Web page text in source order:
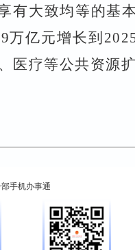
有大致均等的基
万亿元增长到
医疗等公共资源
手机办事通